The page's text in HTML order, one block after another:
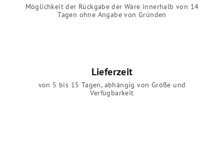
Möglichkeit der Rückgabe der Ware innerhalb von 14
Tagen ohne Angabe von Gründen
Lieferzeit
von 5 bis 15 Tagen, abhängig von Größe und
Verfügbarkeit